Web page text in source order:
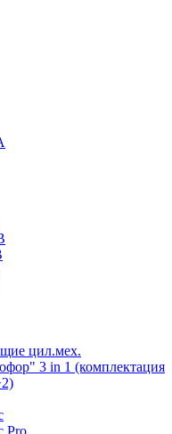
цил.мех.
3 in 1 (комплектация
Pro